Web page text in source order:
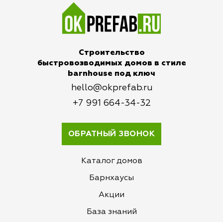
Акции
Каталог домов
Барнхаусы
Строительство
быстровозводимых домов в стиле
barnhouse под ключ
‭+7 991 664-34-32
hello@okprefab.ru
ОБРАТНЫЙ ЗВОНОК
База знаний